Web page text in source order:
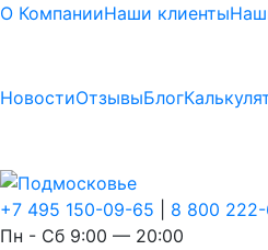
О КомпанииНаши клиенты
НовостиОтзывыБлог
+7 495 150-09-65
8 800
Пн - Сб 9:00 — 20:00